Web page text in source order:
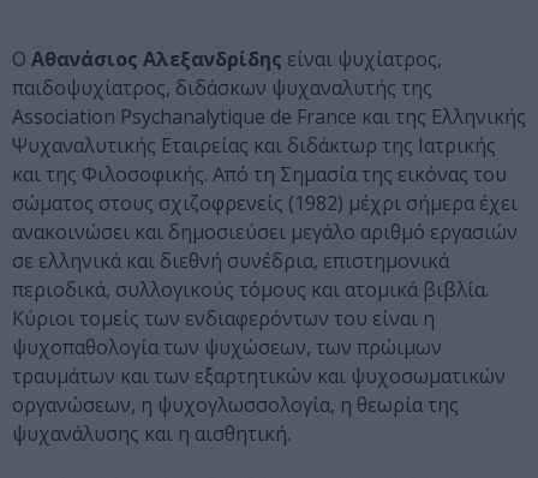
Ο Αθανάσιος Αλεξανδρίδης είναι ψυχίατρος,
παιδοψυχίατρος, διδάσκων ψυχαναλυτής της
Association Psychanalytique de France και της Ελληνικής
Ψυχαναλυτικής Εταιρείας και διδάκτωρ της Ιατρικής
και της Φιλοσοφικής. Από τη Σημασία της εικόνας του
σώματος στους σχιζοφρενείς (1982) μέχρι σήμερα έχει
ανακοινώσει και δημοσιεύσει μεγάλο αριθμό εργασιών
σε ελληνικά και διεθνή συνέδρια, επιστημονικά
περιοδικά, συλλογικούς τόμους και ατομικά βιβλία.
Κύριοι τομείς των ενδιαφερόντων του είναι η
ψυχοπαθολογία των ψυχώσεων, των πρώιμων
τραυμάτων και των εξαρτητικών και ψυχοσωματικών
οργανώσεων, η ψυχογλωσσολογία, η θεωρία της
ψυχανάλυσης και η αισθητική.